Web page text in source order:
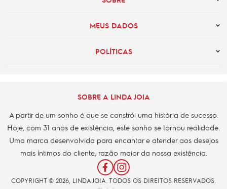
MEUS DADOS
POLÍTICAS
SOBRE A LINDA JOIA
A partir de um sonho é que se constrói uma história de sucesso.
Hoje, com 31 anos de existência, este sonho se tornou realidade.
Uma marca desenvolvida para encantar e atender aos desejos
mais íntimos do cliente, razão maior da nossa existência.
COPYRIGHT © 2026, LINDA JOIA. TODOS OS DIREITOS RESERVADOS.